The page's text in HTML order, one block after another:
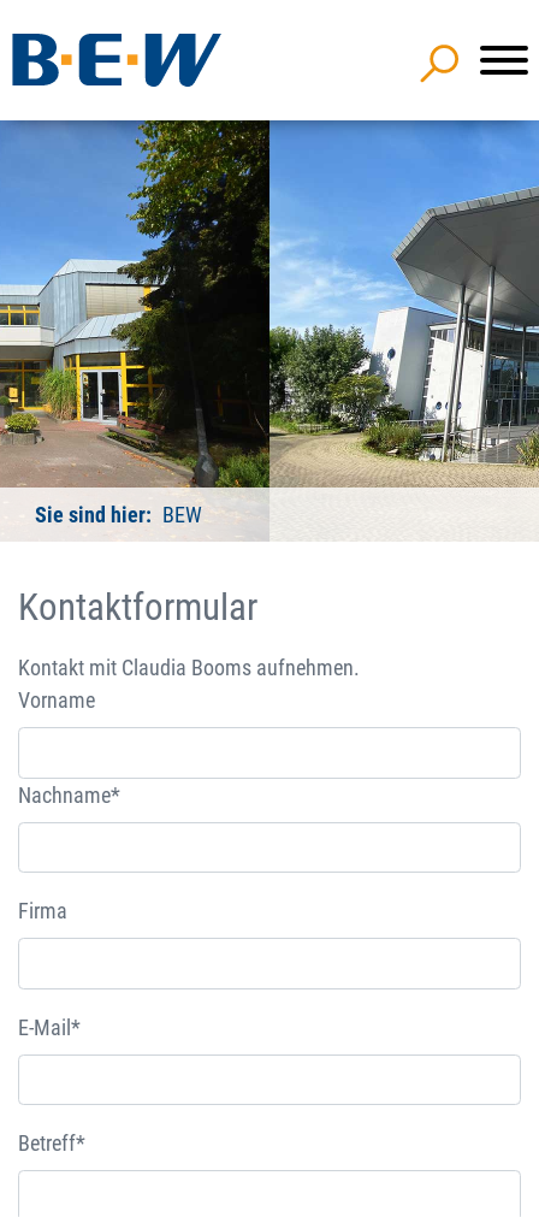
Sie sind hier: BEW
Kontaktformular
Kontakt mit Claudia Booms aufnehmen.
Vorname
Nachname*
Firma
E-Mail*
Betreff*